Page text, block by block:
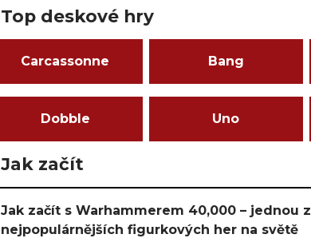
Top deskové hry
Carcassonne Bang
Dobble Uno
Jak začít
Jak začít s Warhammerem 40,000 – jednou z
nejpopulárnějších figurkových her na světě